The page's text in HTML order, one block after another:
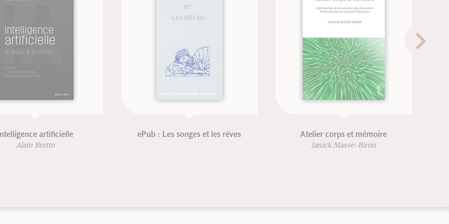
ePub : Les songes et les rêves Atelier corps et mémoire La herboristerìa
Patrice De Bonneval